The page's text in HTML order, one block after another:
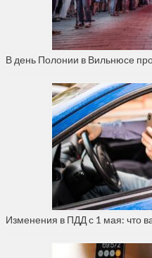
В день Полонии в Вильнюсе
Изменения в ПДД с 1 мая: что